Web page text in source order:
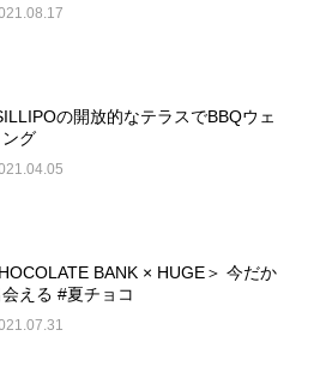
の開放的なテラスでBBQウェ
グ
BANK × HUGE＞ 今だか
会える #夏チョコ